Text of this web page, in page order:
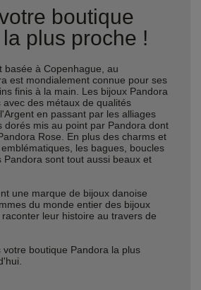
boutique
plus proche !
basée à Copenhague, au
est mondialement connue pour ses
finis à la main. Les bijoux Pandora
des métaux de qualités
en passant par les alliages
dorés mis au point par Pandora dont
Rose. En plus des charms et
les bagues, boucles
Pandora sont tout aussi beaux et
une marque de bijoux danoise
du monde entier des bijoux
leur histoire au travers de
votre boutique Pandora la plus